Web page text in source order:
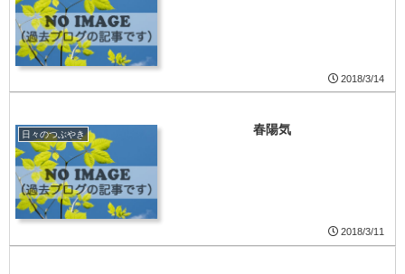
2018/3/14
日々のつぶやき 春陽気
2018/3/11